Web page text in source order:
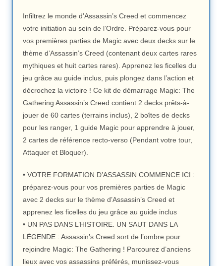
Infiltrez le monde d’Assassin’s Creed et commencez
votre initiation au sein de l’Ordre. Préparez-vous pour
vos premières parties de Magic avec deux decks sur le
thème d’Assassin’s Creed (contenant deux cartes rares
mythiques et huit cartes rares). Apprenez les ficelles du
jeu grâce au guide inclus, puis plongez dans l’action et
décrochez la victoire ! Ce kit de démarrage Magic: The
Gathering Assassin’s Creed contient 2 decks prêts-à-
jouer de 60 cartes (terrains inclus), 2 boîtes de decks
pour les ranger, 1 guide Magic pour apprendre à jouer,
2 cartes de référence recto-verso (Pendant votre tour,
Attaquer et Bloquer).
• VOTRE FORMATION D’ASSASSIN COMMENCE ICI :
préparez-vous pour vos premières parties de Magic
avec 2 decks sur le thème d’Assassin’s Creed et
apprenez les ficelles du jeu grâce au guide inclus
• UN PAS DANS L’HISTOIRE. UN SAUT DANS LA
LÉGENDE : Assassin’s Creed sort de l’ombre pour
rejoindre Magic: The Gathering ! Parcourez d’anciens
lieux avec vos assassins préférés, munissez-vous